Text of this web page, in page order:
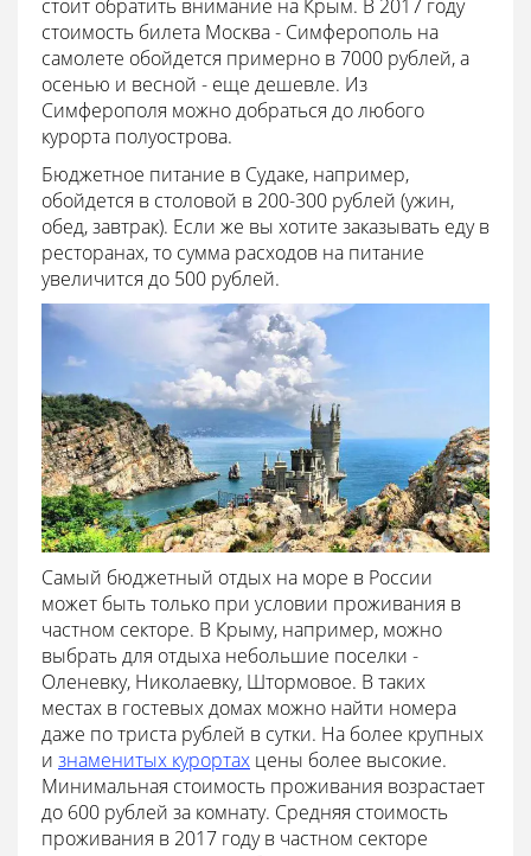
стоит обратить внимание на Крым. В 2017 году
стоимость билета Москва - Симферополь на
самолете обойдется примерно в 7000 рублей, а
осенью и весной - еще дешевле. Из
Симферополя можно добраться до любого
курорта полуострова.
Бюджетное питание в Судаке, например,
обойдется в столовой в 200-300 рублей (ужин,
обед, завтрак). Если же вы хотите заказывать еду в
ресторанах, то сумма расходов на питание
увеличится до 500 рублей.
Самый бюджетный отдых на море в России
может быть только при условии проживания в
частном секторе. В Крыму, например, можно
выбрать для отдыха небольшие поселки -
Оленевку, Николаевку, Штормовое. В таких
местах в гостевых домах можно найти номера
даже по триста рублей в сутки. На более крупных
и знаменитых курортах цены более высокие.
Минимальная стоимость проживания возрастает
до 600 рублей за комнату. Средняя стоимость
проживания в 2017 году в частном секторе